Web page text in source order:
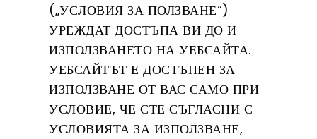
(„УСЛОВИЯ ЗА ПОЛЗВАНЕ“)
УРЕЖДАТ ДОСТЪПА ВИ ДО И
ИЗПОЛЗВАНЕТО НА УЕБСАЙТА.
УЕБСАЙТЪТ Е ДОСТЪПЕН ЗА
ИЗПОЛЗВАНЕ ОТ ВАС САМО ПРИ
УСЛОВИЕ, ЧЕ СТЕ СЪГЛАСНИ С
УСЛОВИЯТА ЗА ИЗПОЛЗВАНЕ,